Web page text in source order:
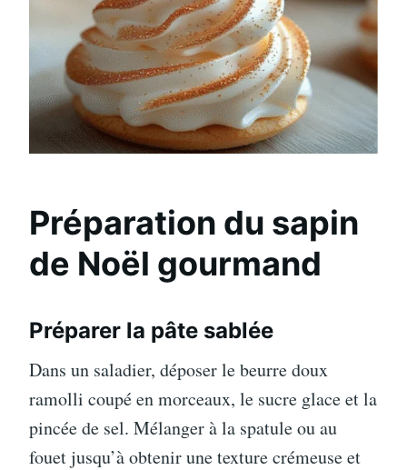
Préparation du sapin
de Noël gourmand
Préparer la pâte sablée
Dans un saladier, déposer le beurre doux
ramolli coupé en morceaux, le sucre glace et la
pincée de sel. Mélanger à la spatule ou au
fouet jusqu’à obtenir une texture crémeuse et